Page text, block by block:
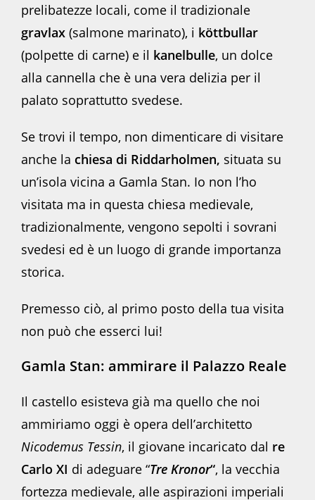
prelibatezze locali, come il tradizionale
gravlax (salmone marinato), i köttbullar
(polpette di carne) e il kanelbulle, un dolce
alla cannella che è una vera delizia per il
palato soprattutto svedese.
Se trovi il tempo, non dimenticare di visitare
anche la chiesa di Riddarholmen, situata su
un’isola vicina a Gamla Stan. Io non l’ho
visitata ma in questa chiesa medievale,
tradizionalmente, vengono sepolti i sovrani
svedesi ed è un luogo di grande importanza
storica.
Premesso ciò, al primo posto della tua visita
non può che esserci lui!
Gamla Stan: ammirare il Palazzo Reale
Il castello esisteva già ma quello che noi
ammiriamo oggi è opera dell’architetto
Nicodemus Tessin, il giovane incaricato dal re
Carlo XI di adeguare “Tre Kronor“, la vecchia
fortezza medievale, alle aspirazioni imperiali